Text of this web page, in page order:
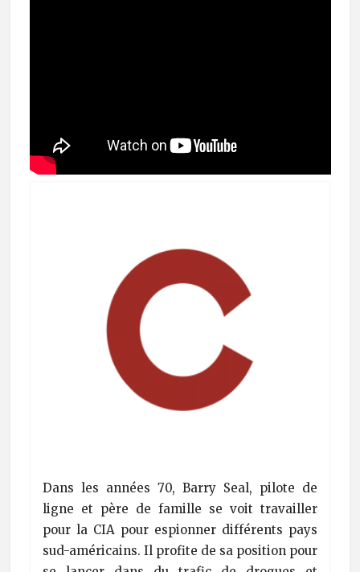
Dans les années 70, Barry Seal, pilote de
ligne et père de famille se voit travailler
pour la CIA pour espionner différents pays
sud-américains. Il profite de sa position pour